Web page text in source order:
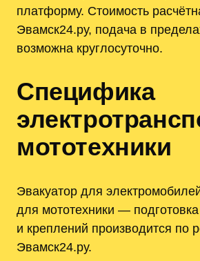
платформу. Стоимость
Эвамск24.ру, подача в
возможна круглосуточно.
Специфика
мототехники
Эвакуатор для
для мототехники —
и креплений производится по
Эвамск24.ру.